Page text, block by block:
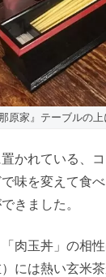
那原家』テーブルの
かれている、
味を変えて食
きました。
肉玉丼」の相
には熱い玄米茶